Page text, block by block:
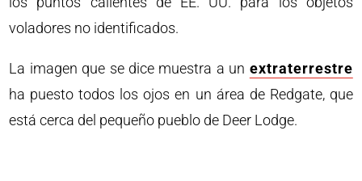
voladores no identificados.
La imagen que se dice muestra a un extraterrestre
ha puesto todos los ojos en un área de Redgate, que
está cerca del pequeño pueblo de Deer Lodge.